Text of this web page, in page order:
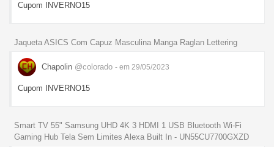
Cupom INVERNO15
Jaqueta ASICS Com Capuz Masculina Manga Raglan Lettering
Chapolin @colorado - em 29/05/2023
Cupom INVERNO15
Smart TV 55" Samsung UHD 4K 3 HDMI 1 USB Bluetooth Wi-Fi
Gaming Hub Tela Sem Limites Alexa Built In - UN55CU7700GXZD